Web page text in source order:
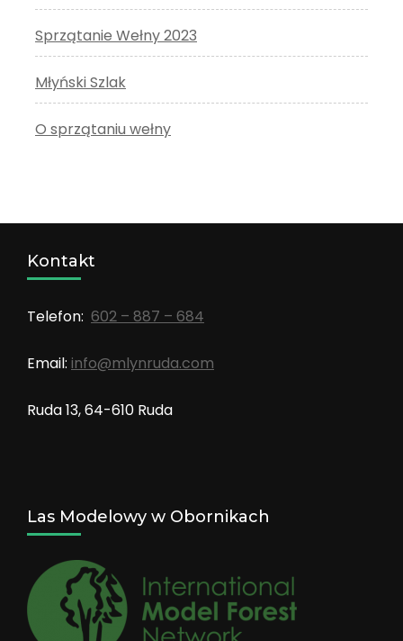
Sprzątanie Wełny 2023
Młyński Szlak
O sprzątaniu wełny
Kontakt
Telefon: 602 – 887 – 684
Email: info@mlynruda.com
Ruda 13, 64-610 Ruda
Las Modelowy w Obornikach